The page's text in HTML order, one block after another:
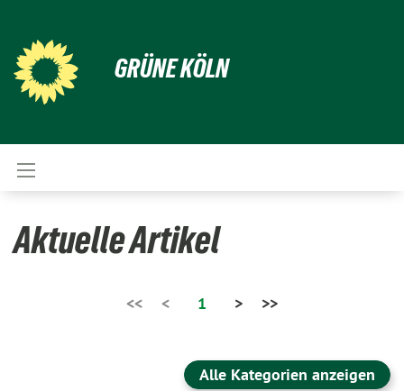
GRÜNE KÖLN
Aktuelle Artikel
<< < 1 > >>
Alle Kategorien anzeigen